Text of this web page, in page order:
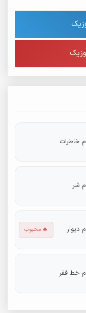
خاطرات
شر
دیوار 🔥 محبوب
خط فقر